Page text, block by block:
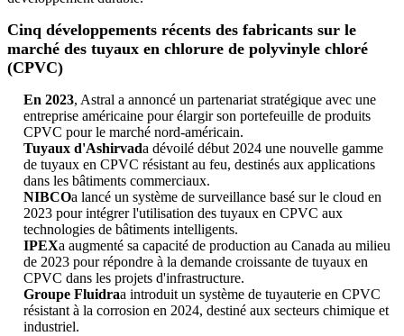
Cinq développements récents des fabricants sur le
marché des tuyaux en chlorure de polyvinyle chloré
(CPVC)
En 2023, Astral a annoncé un partenariat stratégique avec une
entreprise américaine pour élargir son portefeuille de produits
CPVC pour le marché nord-américain.
Tuyaux d'Ashirvada dévoilé début 2024 une nouvelle gamme
de tuyaux en CPVC résistant au feu, destinés aux applications
dans les bâtiments commerciaux.
NIBCOa lancé un système de surveillance basé sur le cloud en
2023 pour intégrer l'utilisation des tuyaux en CPVC aux
technologies de bâtiments intelligents.
IPEXa augmenté sa capacité de production au Canada au milieu
de 2023 pour répondre à la demande croissante de tuyaux en
CPVC dans les projets d'infrastructure.
Groupe Fluidraa introduit un système de tuyauterie en CPVC
résistant à la corrosion en 2024, destiné aux secteurs chimique et
industriel.